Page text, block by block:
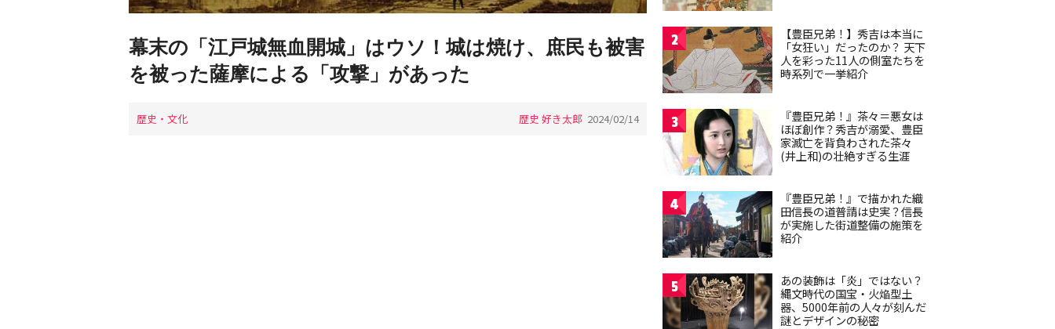
幕末の「江戸城無血開城」はウソ！城は焼け、庶民も被害
を被った薩摩による「攻撃」があった
歴史・文化 歴史 好き太郎 2024/02/14
2
【豊臣兄弟！】秀吉は本当に
「女狂い」だったのか？ 天下
人を彩った11人の側室たちを
時系列で一挙紹介
3
『豊臣兄弟！』茶々＝悪女は
ほぼ創作？秀吉が溺愛、豊臣
家滅亡を背負わされた茶々
(井上和)の壮絶すぎる生涯
4
『豊臣兄弟！』で描かれた織
田信長の道普請は史実？信長
が実施した街道整備の施策を
紹介
5
あの装飾は「炎」ではない？
縄文時代の国宝・火焔型土
器、5000年前の人々が刻んだ
謎とデザインの秘密